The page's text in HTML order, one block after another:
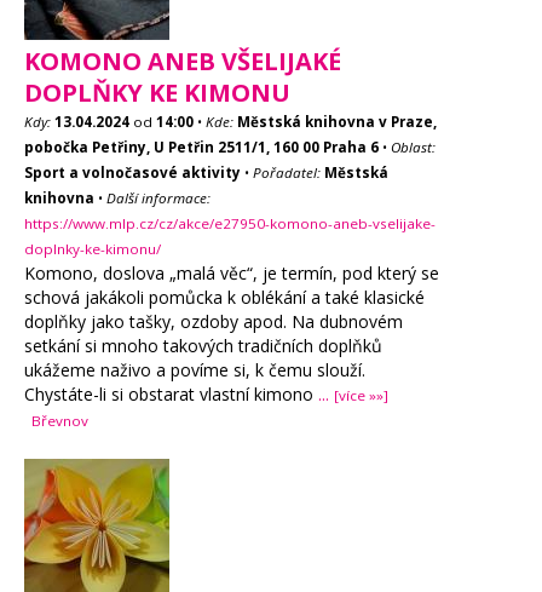
KOMONO ANEB VŠELIJAKÉ
DOPLŇKY KE KIMONU
Kdy: 13.04.2024 od 14:00 • Kde: Městská knihovna v Praze,
pobočka Petřiny, U Petřin 2511/1, 160 00 Praha 6 • Oblast:
Sport a volnočasové aktivity • Pořadatel: Městská
knihovna • Další informace:
https://www.mlp.cz/cz/akce/e27950-komono-aneb-vselijake-
doplnky-ke-kimonu/
Komono, doslova „malá věc“, je termín, pod který se
schová jakákoli pomůcka k oblékání a také klasické
doplňky jako tašky, ozdoby apod. Na dubnovém
setkání si mnoho takových tradičních doplňků
ukážeme naživo a povíme si, k čemu slouží.
Chystáte-li si obstarat vlastní kimono ... [více »»]
Břevnov